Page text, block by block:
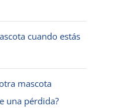
cuando estás
mascota
una pérdida?